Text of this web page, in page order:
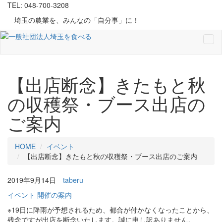
TEL: 048-700-3208
埼玉の農業を、みんなの「自分事」に！
【出店断念】きたもと秋
の収穫祭・ブース出店の
ご案内
HOME
イベント
【出店断念】きたもと秋の収穫祭・ブース出店のご案内
2019年9月14日
taberu
イベント 開催の案内
※19日に降雨が予想されるため、都合が付かなくなったことから、
残念ですが出店を断念いたします。誠に申し訳ありません。